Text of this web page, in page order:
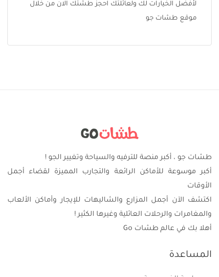
لأفضل الخيارات لك ولعائلتك احجز طشتك الان من خلال
موقع طشات جو
طشات جو ، أكبر منصة للترفيه والسياحة وتغيير الجو !
أكبر موسوعة للأماكن الرائعة والتجارب المميزة لقضاء أجمل
الأوقات
اكتشف الآن أجمل المزارع والشاليهات للإيجار وأماكن الألعاب
والمغامرات والرحلات العائلية وغيرها الكثير !
أهلا بك في عالم طشات Go
المساعدة